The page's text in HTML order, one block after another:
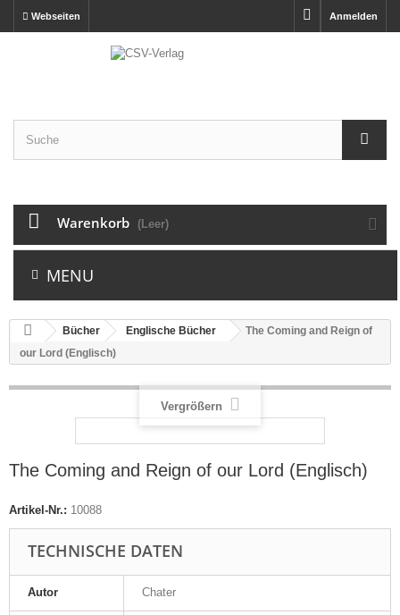
Anmelden
Webseiten
Warenkorb (Leer)
MENU
Bücher Englische Bücher
The Coming and Reign of
our Lord (Englisch)
Vergrößern
The Coming and Reign of our Lord (Englisch)
Artikel-Nr.: 10088
TECHNISCHE DATEN
Autor Chater